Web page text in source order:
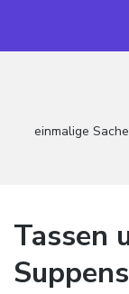
einmalige
Tassen